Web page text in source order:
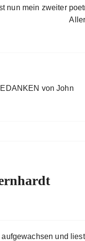
nun mein zweiter
von John
und